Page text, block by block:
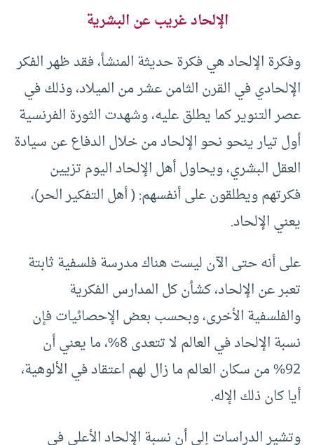
الإلحاد غريب عن البشرية
وفكرة الإلحاد هي فكرة حديثة المنشأ، فقد ظهر الفكر
الإلحادي في القرن الثامن عشر من الميلاد، وذلك في
عصر التنوير كما يطلق عليه، وشهدت الثورة الفرنسية
أول تيار ينحو نحو الإلحاد من خلال الدفاع عن سيادة
العقل البشري، ويحاول أهل الإلحاد اليوم تزيين
فكرتهم ويطلقون على أنفسهم: ( أهل التفكير الحر)،
يعني الإلحاد.
على أنه حتى الآن ليست هناك مدرسة فلسفية ثابتة
تعبر عن الإلحاد، كشأن كل المدارس الفكرية
والفلسفية الأخرى، وبحسب بعض الإحصائيات فإن
نسبة الإلحاد في العالم لا تتعدى 8%، ما يعني أن
92% من سكان العالم ما زال لهم اعتقاد في الألوهية،
أيا كان ذلك الإله.
وتشير الدراسات إلى أن نسبة الإلحاد الأعلى في